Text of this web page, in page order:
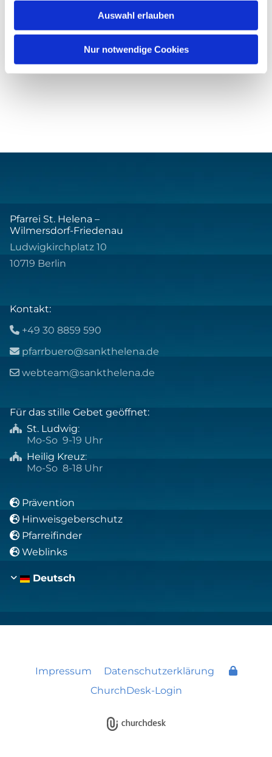
Auswahl erlauben
Nur notwendige Cookies
Pfarrei St. Helena –
Wilmersdorf-Friedenau
Ludwigkirchplatz 10
10719 Berlin
Kontakt:
 +49 30 8859 590
 pfarrbuero@sankthelena.de
 webteam@sankthelena.de
Für das stille Gebet geöffnet:
 St. Ludwig:
Mo-So 9-19 Uhr
 Heilig Kreuz:
Mo-So 8-18 Uhr
 Prävention
 Hinweisgeberschutz
 Pfarreifinder
 Weblinks
Deutsch
Impressum
Datenschutzerklärung
ChurchDesk-Login